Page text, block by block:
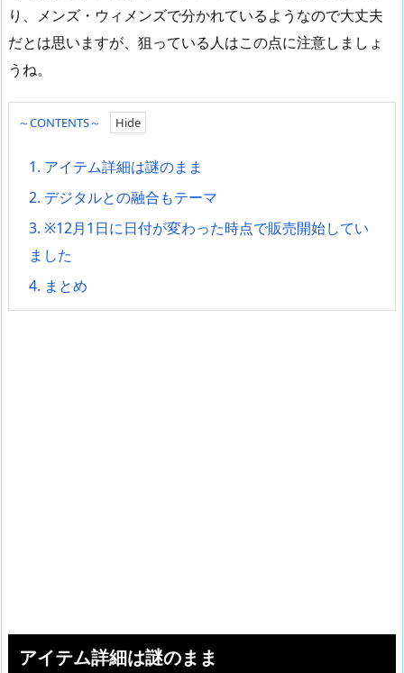
り、メンズ・ウィメンズで分かれているようなので大丈夫
だとは思いますが、狙っている人はこの点に注意しましょ
うね。
～CONTENTS～
1. アイテム詳細は謎のまま
2. デジタルとの融合もテーマ
3. ※12月1日に日付が変わった時点で販売開始してい
ました
4. まとめ
アイテム詳細は謎のまま